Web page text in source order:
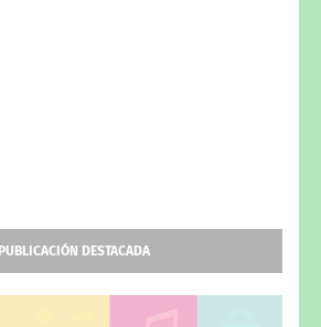
PUBLICACIÓN DESTACADA